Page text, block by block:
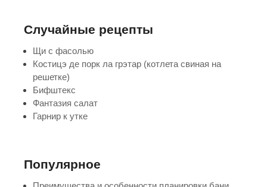
Случайные рецепты
Щи с фасолью
Костицэ де порк ла грэтар (котлета свиная на
решетке)
Бифштекс
Фантазия салат
Гарнир к утке
Популярное